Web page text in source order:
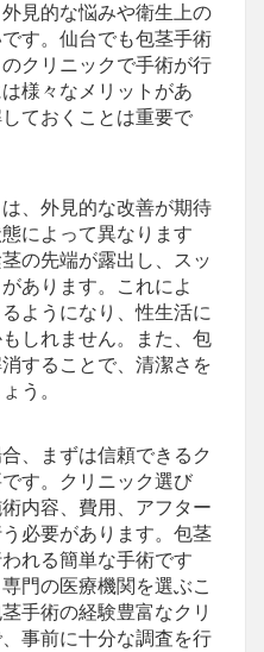
見的な悩みや衛生上の
す。仙台でも包茎手術
クリニックで手術が行
様々なメリットがあ
ておくことは重要で
、外見的な改善が期待
によって異なります
の先端が露出し、スッ
あります。これによ
ようになり、性生活に
しれません。また、包
することで、清潔さを
う。
、まずは信頼できるク
す。クリニック選び
内容、費用、アフター
必要があります。包茎
れる簡単な手術です
門の医療機関を選ぶこ
手術の経験豊富なクリ
事前に十分な調査を行